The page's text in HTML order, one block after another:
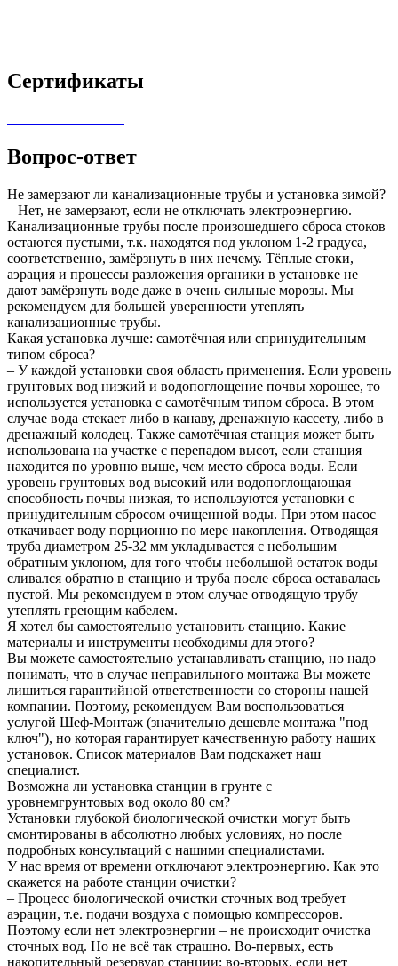
Сертификаты
Вопрос-ответ
Не замерзают ли канализационные трубы и установка зимой?
– Нет, не замерзают, если не отключать электроэнергию.
Канализационные трубы после произошедшего сброса стоков
остаются пустыми, т.к. находятся под уклоном 1-2 градуса,
соответственно, замёрзнуть в них нечему. Тёплые стоки,
аэрация и процессы разложения органики в установке не
дают замёрзнуть воде даже в очень сильные морозы. Мы
рекомендуем для большей уверенности утеплять
канализационные трубы.
Какая установка лучше: самотёчная или спринудительным
типом сброса?
– У каждой установки своя область применения. Если уровень
грунтовых вод низкий и водопоглощение почвы хорошее, то
используется установка с самотёчным типом сброса. В этом
случае вода стекает либо в канаву, дренажную кассету, либо в
дренажный колодец. Также самотёчная станция может быть
использована на участке с перепадом высот, если станция
находится по уровню выше, чем место сброса воды. Если
уровень грунтовых вод высокий или водопоглощающая
способность почвы низкая, то используются установки с
принудительным сбросом очищенной воды. При этом насос
откачивает воду порционно по мере накопления. Отводящая
труба диаметром 25-32 мм укладывается с небольшим
обратным уклоном, для того чтобы небольшой остаток воды
сливался обратно в станцию и труба после сброса оставалась
пустой. Мы рекомендуем в этом случае отводящую трубу
утеплять греющим кабелем.
Я хотел бы самостоятельно установить станцию. Какие
материалы и инструменты необходимы для этого?
Вы можете самостоятельно устанавливать станцию, но надо
понимать, что в случае неправильного монтажа Вы можете
лишиться гарантийной ответственности со стороны нашей
компании. Поэтому, рекомендуем Вам воспользоваться
услугой Шеф-Монтаж (значительно дешевле монтажа "под
ключ"), но которая гарантирует качественную работу наших
установок. Список материалов Вам подскажет наш
специалист.
Возможна ли установка станции в грунте с
уровнемгрунтовых вод около 80 см?
Установки глубокой биологической очистки могут быть
смонтированы в абсолютно любых условиях, но после
подробных консультаций с нашими специалистами.
У нас время от времени отключают электроэнергию. Как это
скажется на работе станции очистки?
– Процесс биологической очистки сточных вод требует
аэрации, т.е. подачи воздуха с помощью компрессоров.
Поэтому если нет электроэнергии – не происходит очистка
сточных вод. Но не всё так страшно. Во-первых, есть
накопительный резервуар станции; во-вторых, если нет